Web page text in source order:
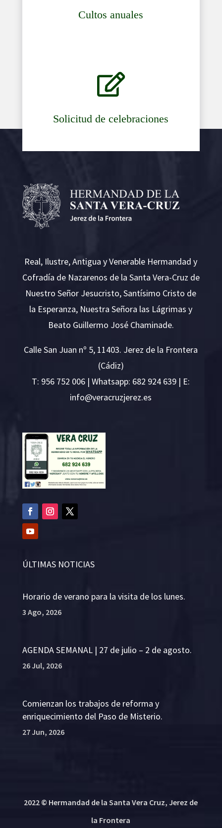
Cultos anuales

Solicitud de celebraciones
Real, Ilustre, Antigua y Venerable Hermandad y
Cofradía de Nazarenos de la Santa Vera-Cruz de
Nuestro Señor Jesucristo, Santísimo Cristo de
la Esperanza, Nuestra Señora las Lágrimas y
Beato Guillermo José Chaminade.
Calle San Juan nº 5, 11403. Jerez de la Frontera
(Cádiz)
T: 956 752 006 | Whatsapp: 682 924 639 | E:
se.ze
rejzu
rcare
v@ofn
i
ÚLTIMAS NOTICIAS
Horario de verano para la visita de los lunes.
3 Ago, 2026
AGENDA SEMANAL | 27 de julio – 2 de agosto.
26 Jul, 2026
Comienzan los trabajos de reforma y
enriquecimiento del Paso de Misterio.
27 Jun, 2026
2022 © Hermandad de la Santa Vera Cruz, Jerez de
la Frontera